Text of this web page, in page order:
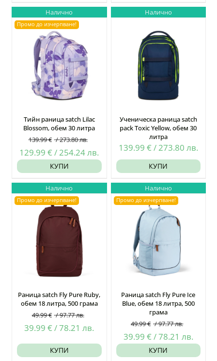
Налично
Промо до изчерпване!
Тийн раница satch Lilac
Blossom, обем 30 литра
139.99€ /273.80лв.
Original
139.99 €
/
273.80
129.99€ /254.24лв. Текущата
цена
129.99 €
КУПИ
Налично
Ученическа раница satch
pack Toxic Yellow, обем 30
литра
139.99 € /273.80 лв.
КУПИ
Налично
Промо до изчерпване!
Раница satch Fly Pure Ruby,
обем 18 литра, 500 грама
49.99€ /97.77лв.
Original
price
was:
39.99€ /78.21лв. Текущата
цена
е:
КУПИ
Налично
Промо до изчерпване!
Раница satch Fly Pure Ice
Blue, обем 18 литра, 500
грама
49.99€ /97.77лв.
Original
39.99 € /78.21 лв.
цена
КУПИ